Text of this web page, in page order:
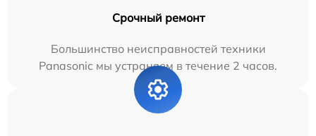
Срочный ремонт
Большинство неисправностей техники
Panasonic мы устраняем в течение 2 часов.